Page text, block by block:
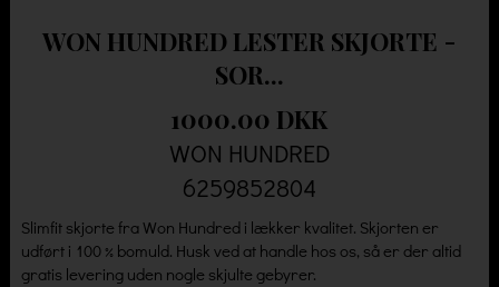
WON HUNDRED LESTER SKJORTE -
SOR...
1000.00 DKK
WON HUNDRED
6259852804
Slimfit skjorte fra Won Hundred i lækker kvalitet. Skjorten er
udført i 100 % bomuld. Husk ved at handle hos os, så er der altid
gratis levering uden nogle skjulte gebyrer.